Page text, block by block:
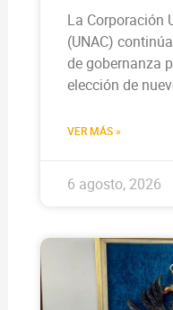
La Corporación
(UNAC)
de gobernanza
elección de
VER MÁS »
6 agosto, 2026